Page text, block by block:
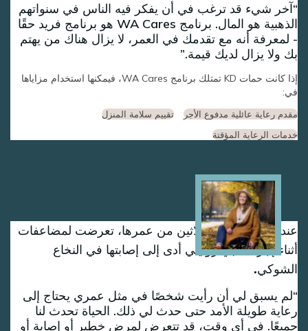
آخر شيء قد ترغب في أن يفكر فيه الناس في سنواتهم
الذهبية هو المال. برنامج WA Cares هو برنامج فريد حقًا
- لمعرفة أنه مع تقدمك في العمر، لا يزال هناك من يهتم
بك ولا يزال لديك قيمة.
إذا كانت حمات KD تمتلك برنامج WA Cares، فيمكنها استخدام مزاياها
في:
مقدم رعاية عائلية مدفوع الأجر
تقييم سلامة المنزل
خدمات الرعاية المؤقتة
عندما بلغت داني الثلاثين من عمرها، تعرضت لمضاعفات
أثناء إجراء طبي روتيني أدى إلى إصابتها في النخاع
الشوكي.
لم يسبق لي أن رأيت شخصًا في مثل عمري يحتاج إلى
رعاية طويلة الأمد حتى حدث لي ذلك. الحياة تحدث لنا
جميعًا. في أي وقت، قد تتعرض لمرض خطير أو إصابة أو
Image